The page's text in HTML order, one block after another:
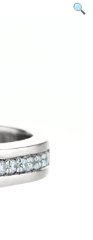
🔍